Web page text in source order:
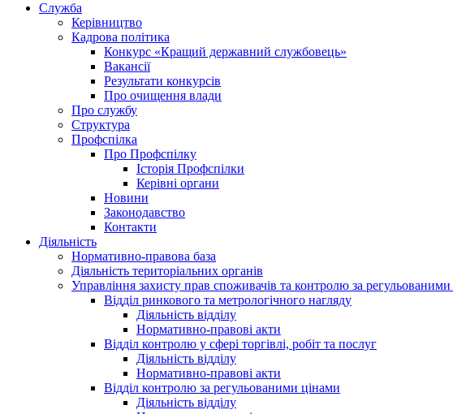
Служба
Керівництво
Кадрова політика
Конкурс «Кращий державний службовець»
Вакансії
Результати конкурсів
Про очищення влади
Про службу
Структура
Профспілка
Про Профспілку
Історія Профспілки
Керівні органи
Новини
Законодавство
Контакти
Діяльність
Нормативно-правова база
Діяльність територіальних органів
Управління захисту прав споживачів та контролю за
Відділ ринкового та метрологічного нагляду
Діяльність відділу
Нормативно-правові акти
Відділ контролю у сфері торгівлі, робіт та послуг
Діяльність відділу
Нормативно-правові акти
Відділ контролю за регульованими цінами
Діяльність відділу